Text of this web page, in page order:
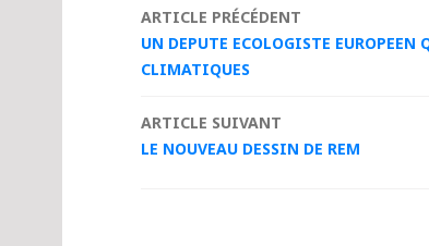
Navigation
des
articles
ARTICLE PRÉCÉDENT
UN DEPUTE ECOLOGISTE
CLIMATIQUES
ARTICLE SUIVANT
LE NOUVEAU DESSIN DE REM